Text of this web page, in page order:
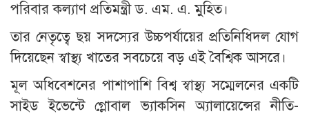
পরিবার কল্যাণ প্রতিমন্ত্রী ড. এম. এ. মুহিত।
তার নেতৃত্বে ছয় সদস্যের উচ্চপর্যায়ের প্রতিনিধিদল যোগ
দিয়েছেন স্বাস্থ্য খাতের সবচেয়ে বড় এই বৈশ্বিক আসরে।
মূল অধিবেশনের পাশাপাশি বিশ্ব স্বাস্থ্য সম্মেলনের একটি
সাইড ইভেন্টে গ্লোবাল ভ্যাকসিন অ্যালায়েন্সের নীতি-